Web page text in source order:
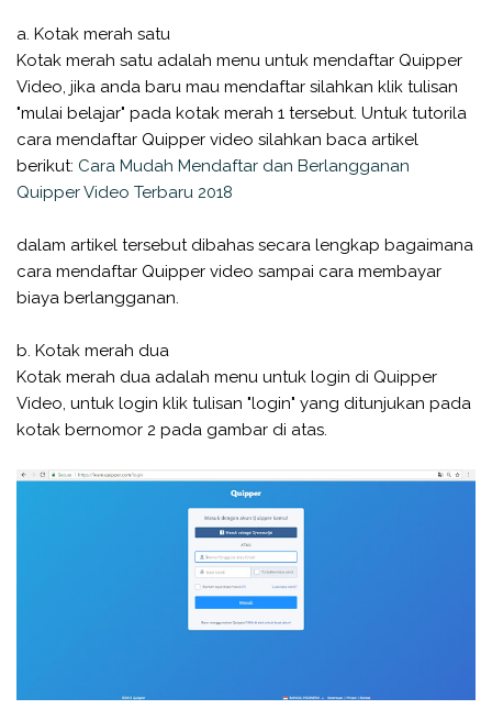
a. Kotak merah satu
Kotak merah satu adalah menu untuk mendaftar Quipper
Video, jika anda baru mau mendaftar silahkan klik tulisan
"mulai belajar" pada kotak merah 1 tersebut. Untuk tutorila
cara mendaftar Quipper video silahkan baca artikel
berikut: Cara Mudah Mendaftar dan Berlangganan
Quipper Video Terbaru 2018
dalam artikel tersebut dibahas secara lengkap bagaimana
cara mendaftar Quipper video sampai cara membayar
biaya berlangganan.
b. Kotak merah dua
Kotak merah dua adalah menu untuk login di Quipper
Video, untuk login klik tulisan "login" yang ditunjukan pada
kotak bernomor 2 pada gambar di atas.